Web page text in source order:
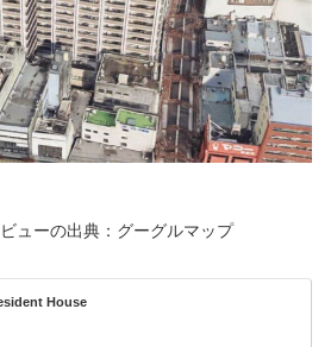
ューの出典：グーグルマップ
House